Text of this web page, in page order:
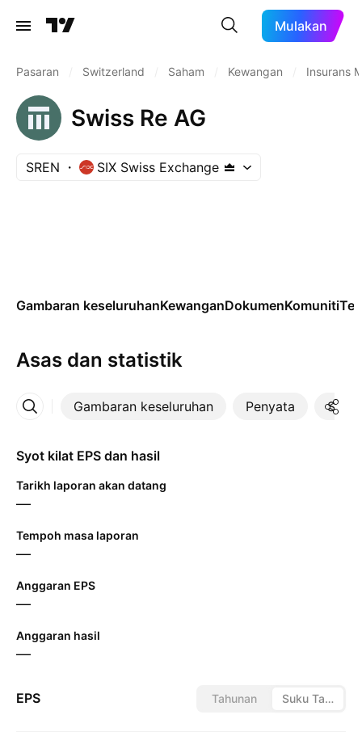
Mulakan
Pasaran Switzerland Saham Kewangan Insurans
Swiss Re AG
SREN SIX Swiss Exchange
Gambaran keseluruhanKewanganDokumenKomuniti
Asas dan statistik
Gambaran keseluruhan Penyata
Lebih
Syot kilat EPS dan hasil
Tarikh laporan akan datang
—
Tempoh masa laporan
—
Anggaran EPS
—
Anggaran hasil
—
EPS Tahunan Suku Tahunan